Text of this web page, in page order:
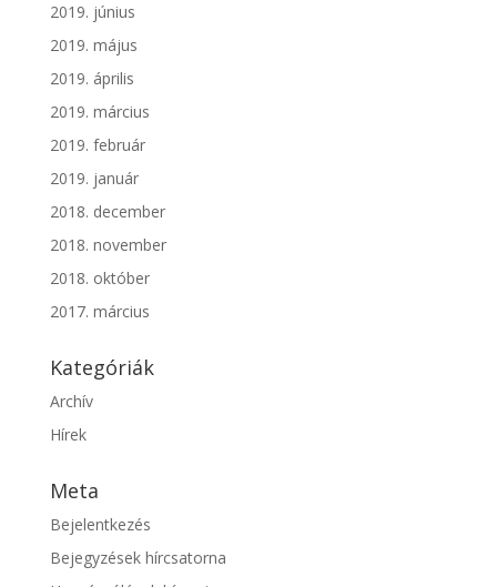
2019. június
2019. május
2019. április
2019. március
2019. február
2019. január
2018. december
2018. november
2018. október
2017. március
Kategóriák
Archív
Hírek
Meta
Bejelentkezés
Bejegyzések hírcsatorna